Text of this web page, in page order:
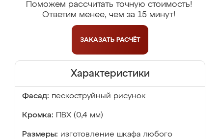
Поможем рассчитать точную стоимость!
Ответим менее, чем за 15 минут!
ЗАКАЗАТЬ РАСЧЁТ
Характеристики
Фасад: пескоструйный рисунок
Кромка: ПВХ (0,4 мм)
Размеры: изготовление шкафа любого